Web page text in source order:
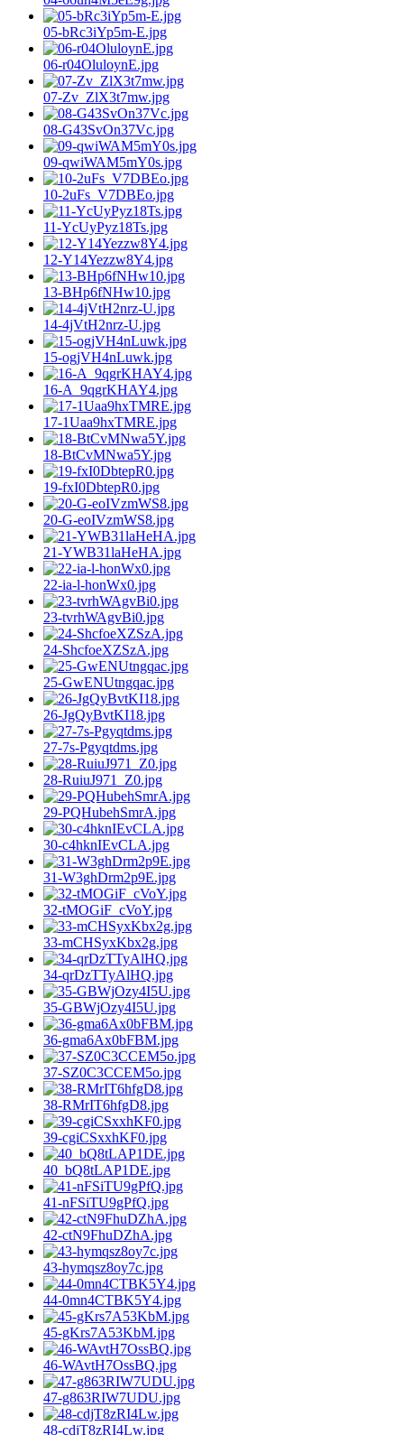
05-bRc3iYp5m-E.jpg
06-r04OluloynE.jpg
07-Zv_ZlX3t7mw.jpg
08-G43SvOn37Vc.jpg
09-qwiWAM5mY0s.jpg
10-2uFs_V7DBEo.jpg
11-YcUyPyz18Ts.jpg
12-Y14Yezzw8Y4.jpg
13-BHp6fNHw10.jpg
14-4jVtH2nrz-U.jpg
15-ogjVH4nLuwk.jpg
16-A_9qgrKHAY4.jpg
17-1Uaa9hxTMRE.jpg
18-BtCvMNwa5Y.jpg
19-fxI0DbtepR0.jpg
20-G-eoIVzmWS8.jpg
21-YWB31laHeHA.jpg
22-ia-l-honWx0.jpg
23-tvrhWAgvBi0.jpg
24-ShcfoeXZSzA.jpg
25-GwENUtngqac.jpg
26-JgQyBvtKI18.jpg
27-7s-Pgyqtdms.jpg
28-RuiuJ971_Z0.jpg
29-PQHubehSmrA.jpg
30-c4hknIEvCLA.jpg
31-W3ghDrm2p9E.jpg
32-tMOGiF_cVoY.jpg
33-mCHSyxKbx2g.jpg
34-qrDzTTyAlHQ.jpg
35-GBWjOzy4I5U.jpg
36-gma6Ax0bFBM.jpg
37-SZ0C3CCEM5o.jpg
38-RMrIT6hfgD8.jpg
39-cgiCSxxhKF0.jpg
40_bQ8tLAP1DE.jpg
41-nFSiTU9gPfQ.jpg
42-ctN9FhuDZhA.jpg
43-hymqsz8oy7c.jpg
44-0mn4CTBK5Y4.jpg
45-gKrs7A53KbM.jpg
46-WAvtH7OssBQ.jpg
47-g863RIW7UDU.jpg
48-cdjT8zRI4Lw.jpg